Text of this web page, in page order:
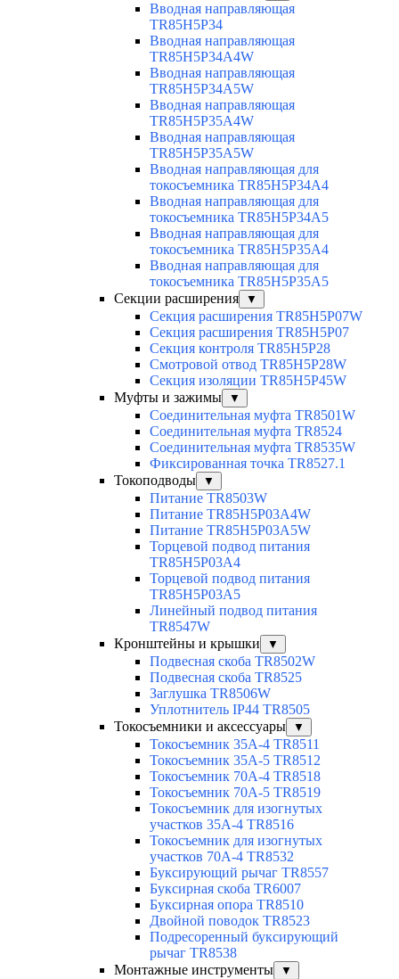
Вводная направляющая
TR85H5P34
Вводная направляющая
TR85H5P34A4W
Вводная направляющая
TR85H5P34A5W
Вводная направляющая
TR85H5P35A4W
Вводная направляющая
TR85H5P35A5W
Вводная направляющая для
токосъемника TR85H5P34A4
Вводная направляющая для
токосъемника TR85H5P34A5
Вводная направляющая для
токосъемника TR85H5P35A4
Вводная направляющая для
токосъемника TR85H5P35A5
Секции расширения
▼
Секция расширения TR85H5P07W
Секция расширения TR85H5P07
Секция контроля TR85H5P28
Смотровой отвод TR85H5P28W
Секция изоляции TR85H5P45W
Муфты и зажимы
▼
Соединительная муфта TR8501W
Соединительная муфта TR8524
Соединительная муфта TR8535W
Фиксированная точка TR8527.1
Токоподводы
▼
Питание TR8503W
Питание TR85H5P03A4W
Питание TR85H5P03A5W
Торцевой подвод питания
TR85H5P03A4
Торцевой подвод питания
TR85H5P03A5
Линейный подвод питания
TR8547W
Кронштейны и крышки
▼
Подвесная скоба TR8502W
Подвесная скоба TR8525
Заглушка TR8506W
Уплотнитель IP44 TR8505
Токосъемники и аксессуары
▼
Токосъемник 35А-4 TR8511
Токосъемник 35А-5 TR8512
Токосъемник 70А-4 TR8518
Токосъемник 70А-5 TR8519
Токосъемник для изогнутых
участков 35А-4 TR8516
Токосъемник для изогнутых
участков 70А-4 TR8532
Буксирующий рычаг TR8557
Буксирная скоба TR6007
Буксирная опора TR8510
Двойной поводок TR8523
Подресоренный буксирующий
рычаг TR8538
Монтажные инструменты
▼